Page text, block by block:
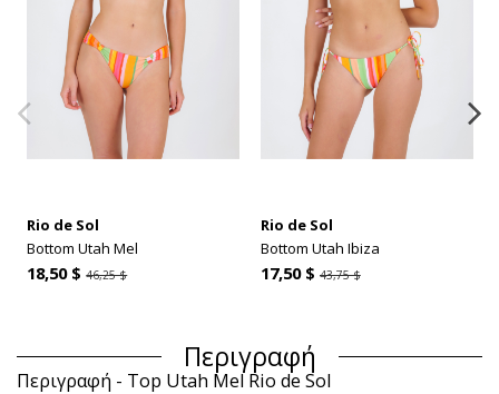
Rio de Sol
Bottom Utah Mel
18,50 $46,25 $
Rio de Sol
Bottom Utah Ibiza
17,50 $ 43,75 $
Περιγραφή
Περιγραφή - Top Utah Mel Rio de Sol